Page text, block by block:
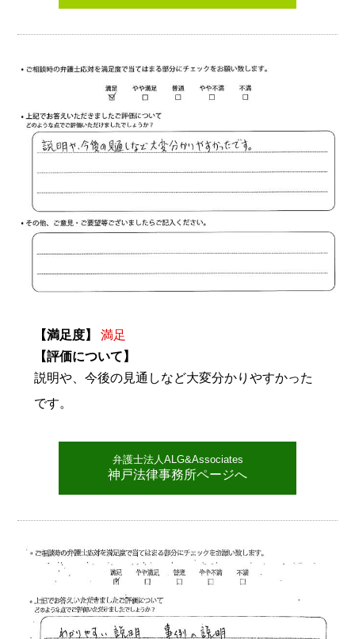
【満足度】
満足
【評価について】
説明や、今後の見通しなど大変分かりやすかった
です。
弁護士法人ALG&Associates
神戸法律事務所ページへ